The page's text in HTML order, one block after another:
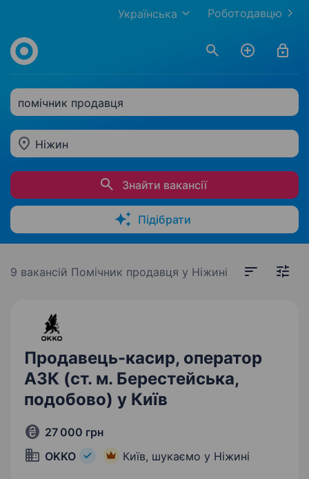
Роботодавцю
Українська
помічник продавця
Ніжин
Знайти вакансії
Підібрати
9 вакансій Помічник продавця у Ніжині
Продавець-касир, оператор
АЗК (ст. м. Берестейська,
подобово) у Київ
27 000 грн
OKKO
Київ, шукаємо у Ніжині